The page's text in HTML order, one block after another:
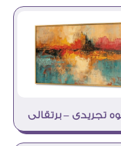
تجريدى – برتقالى